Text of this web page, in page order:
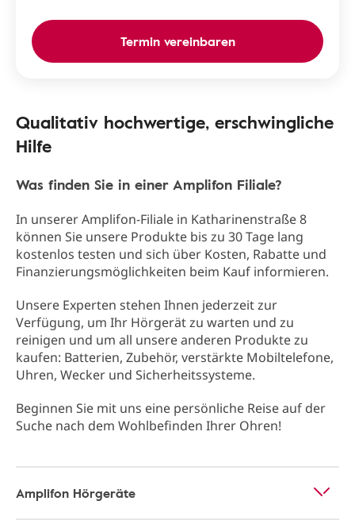
Termin vereinbaren
Qualitativ hochwertige, erschwingliche
Hilfe
Was finden Sie in einer Amplifon Filiale?
In unserer Amplifon-Filiale in Katharinenstraße 8
können Sie unsere Produkte bis zu 30 Tage lang
kostenlos testen und sich über Kosten, Rabatte und
Finanzierungsmöglichkeiten beim Kauf informieren.
Unsere Experten stehen Ihnen jederzeit zur
Verfügung, um Ihr Hörgerät zu warten und zu
reinigen und um all unsere anderen Produkte zu
kaufen: Batterien, Zubehör, verstärkte Mobiltelefone,
Uhren, Wecker und Sicherheitssysteme.
Beginnen Sie mit uns eine persönliche Reise auf der
Suche nach dem Wohlbefinden Ihrer Ohren!
Amplifon Hörgeräte